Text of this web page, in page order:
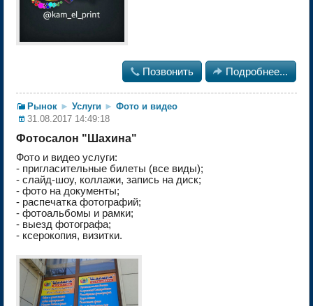
 Позвонить  Подробнее...
Рынок ► Услуги ► Фото и видео
31.08.2017 14:49:18
Фотосалон "Шахина"
Фото и видео услуги:
- пригласительные билеты (все виды);
- слайд-шоу, коллажи, запись на диск;
- фото на документы;
- распечатка фотографий;
- фотоальбомы и рамки;
- выезд фотографа;
- ксерокопия, визитки.